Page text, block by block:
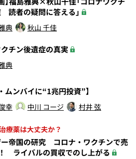
読者の疑問に答える」
典 秋山 千佳
チン後遺症の真実
典
ムンバイに“1兆円投資”】
幸 中川 コージ 村井 弦
療薬は大丈夫か？
ー帝国の研究 コロナ・ワクチンで売
ライバルの買収でのし上がる